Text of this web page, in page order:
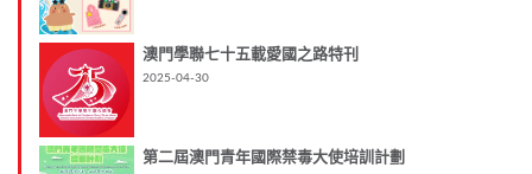
澳門學聯七十五載愛國之路特刊
2025-04-30
第二屆澳門青年國際禁毒大使培訓計劃